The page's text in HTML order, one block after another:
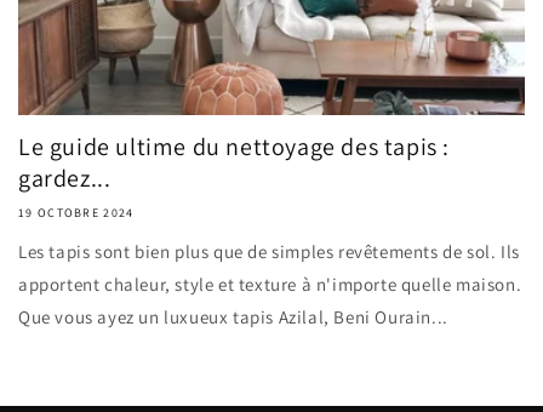
Le guide ultime du nettoyage des tapis :
gardez...
19 OCTOBRE 2024
Les tapis sont bien plus que de simples revêtements de sol. Ils
apportent chaleur, style et texture à n'importe quelle maison.
Que vous ayez un luxueux tapis Azilal, Beni Ourain...